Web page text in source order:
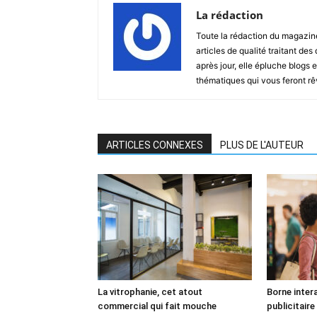
La rédaction
Toute la rédaction du
articles de qualité traitant des
après jour, elle épluche blogs
thématiques qui vous feront
ARTICLES CONNEXES PLUS DE L'AUTEUR
La vitrophanie, cet atout
commercial qui fait mouche
Borne
publicitaire